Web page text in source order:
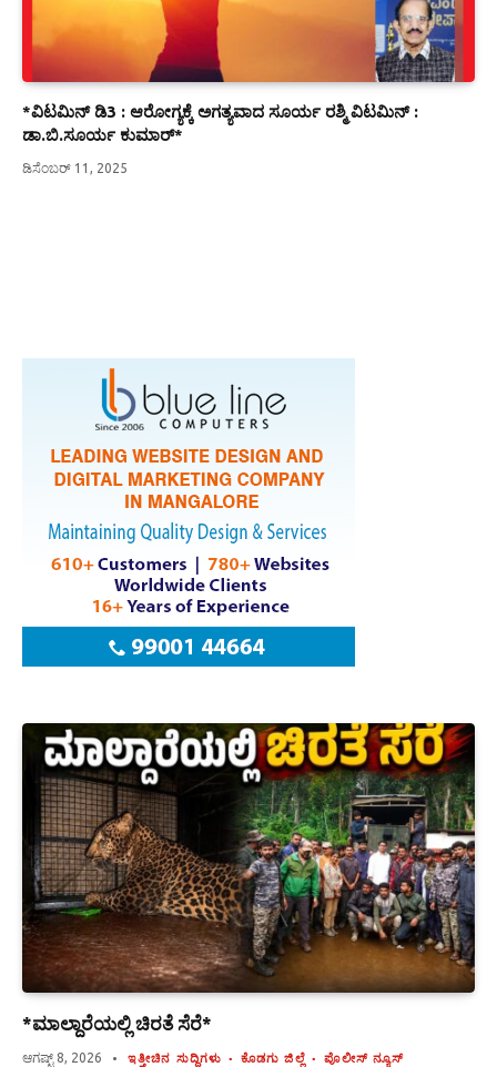
*ವಿಟಮಿನ್ ಡಿ3 : ಆರೋಗ್ಯಕ್ಕೆ ಅಗತ್ಯವಾದ ಸೂರ್ಯ ರಶ್ಮಿ ವಿಟಮಿನ್ :
ಡಾ.ಬಿ.ಸೂರ್ಯ ಕುಮಾರ್*
ಡಿಸೆಂಬರ್ 11, 2025
*ಮಾಲ್ದಾರೆಯಲ್ಲಿ ಚಿರತೆ ಸೆರೆ*
ಆಗಷ್ಟ್ 8, 2026 ಇತ್ತೀಚಿನ ಸುದ್ದಿಗಳು ಕೊಡಗು ಜಿಲ್ಲೆ ಪೊಲೀಸ್ ನ್ಯೂಸ್